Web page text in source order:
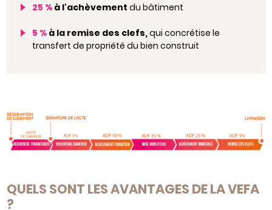
25 %à l'achèvement du bâtiment
5 % à la remise des clefs,qui concrétise le
transfert de propriété du bien construit
QUELS SONT LES AVANTAGES DE LA VEFA
?